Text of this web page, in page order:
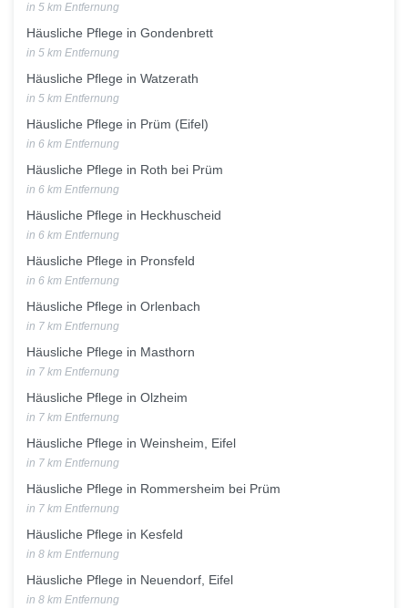
in 5 km Entfernung
Häusliche Pflege in Gondenbrett
in 5 km Entfernung
Häusliche Pflege in Watzerath
in 5 km Entfernung
Häusliche Pflege in Prüm (Eifel)
in 6 km Entfernung
Häusliche Pflege in Roth bei Prüm
in 6 km Entfernung
Häusliche Pflege in Heckhuscheid
in 6 km Entfernung
Häusliche Pflege in Pronsfeld
in 6 km Entfernung
Häusliche Pflege in Orlenbach
in 7 km Entfernung
Häusliche Pflege in Masthorn
in 7 km Entfernung
Häusliche Pflege in Olzheim
in 7 km Entfernung
Häusliche Pflege in Weinsheim, Eifel
in 7 km Entfernung
Häusliche Pflege in Rommersheim bei Prüm
in 7 km Entfernung
Häusliche Pflege in Kesfeld
in 8 km Entfernung
Häusliche Pflege in Neuendorf, Eifel
in 8 km Entfernung